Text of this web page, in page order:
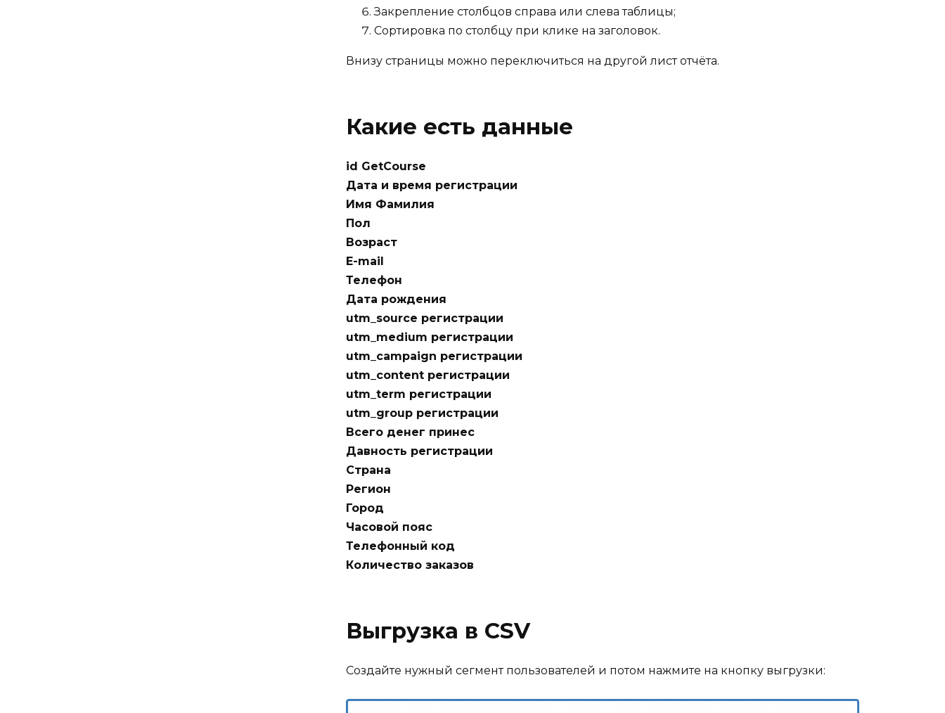
Закрепление столбцов справа или слева таблицы;
Сортировка по столбцу при клике на заголовок.
Внизу страницы можно переключиться на другой лист отчёта.
Какие есть данные
id GetCourse
Дата и время регистрации
Имя Фамилия
Пол
Возраст
E-mail
Телефон
Дата рождения
utm_source регистрации
utm_medium регистрации
utm_campaign регистрации
utm_content регистрации
utm_term регистрации
utm_group регистрации
Всего денег принес
Давность регистрации
Страна
Регион
Город
Часовой пояс
Телефонный код
Количество заказов
Выгрузка в CSV
Создайте нужный сегмент пользователей и потом нажмите на кнопку выгрузки: